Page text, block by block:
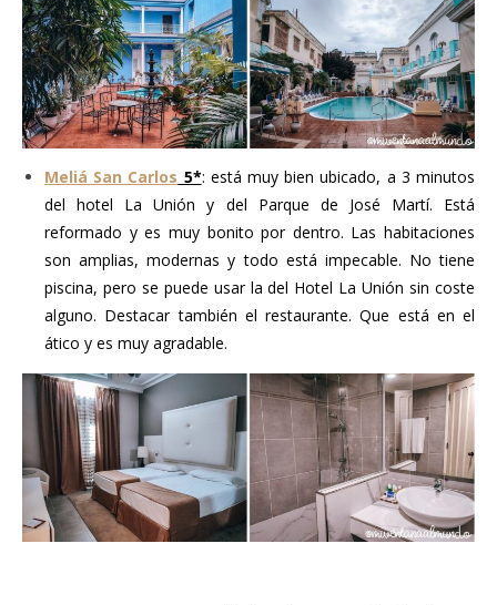
Meliá San Carlos 5*: está muy bien ubicado, a 3 minutos
del hotel La Unión y del Parque de José Martí. Está
reformado y es muy bonito por dentro. Las habitaciones
son amplias, modernas y todo está impecable. No tiene
piscina, pero se puede usar la del Hotel La Unión sin coste
alguno. Destacar también el restaurante. Que está en el
ático y es muy agradable.